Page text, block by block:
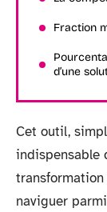
Fraction
d’une
Cet outil,
indispensable
naviguer